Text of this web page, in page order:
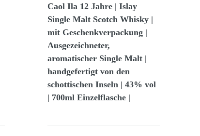
Caol Ila 12 Jahre | Islay
Single Malt Scotch Whisky |
mit Geschenkverpackung |
Ausgezeichneter,
aromatischer Single Malt |
handgefertigt von den
schottischen Inseln | 43% vol
| 700ml Einzelflasche |